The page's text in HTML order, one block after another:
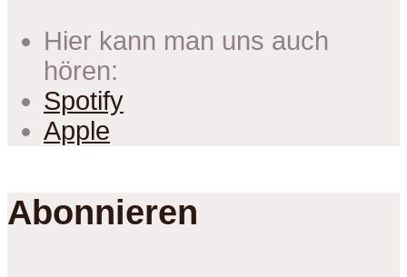
Hier kann man uns auch
hören:
Spotify
Apple
Abonnieren